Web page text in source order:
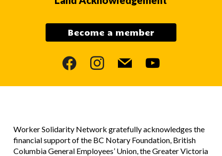
Become a member
facebookinstagram
mail youtube
Worker Solidarity Network gratefully acknowledges the
financial support of the BC Notary Foundation, British
Columbia General Employees’ Union, the Greater Victoria